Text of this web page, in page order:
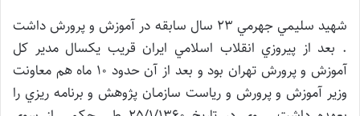
شهيد سليمي جهرمي 23 سال سابقه در آموزش و پرورش داشت
. بعد از پيروزي انقلاب اسلامي ايران قريب يكسال مدير كل
آموزش و پرورش تهران بود و بعد از آن حدود 10 ماه هم معاونت
وزير آموزش و پرورش و رياست سازمـان پژوهش و برنامه ريزي را